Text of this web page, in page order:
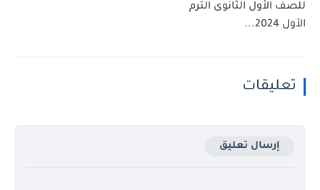
للصف الأول الثانوى الترم
الأول 2024...
تعليقات
إرسال تعليق